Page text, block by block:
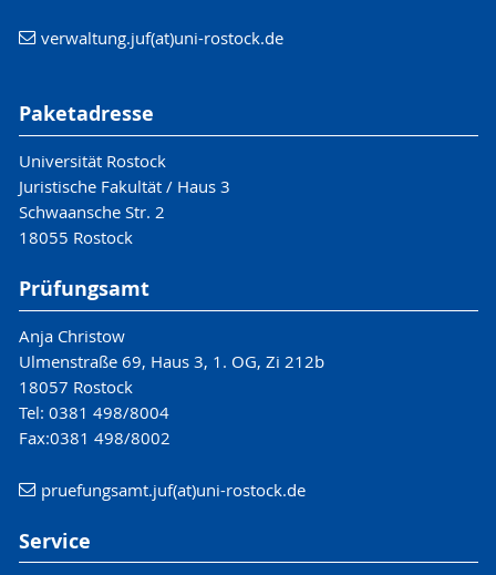
verwaltung.juf(at)uni-rostock.de
Paketadresse
Universität Rostock
Juristische Fakultät / Haus 3
Schwaansche Str. 2
18055 Rostock
Prüfungsamt
Anja Christow
Ulmenstraße 69, Haus 3, 1. OG, Zi 212b
18057 Rostock
Tel: 0381 498/8004
Fax:0381 498/8002
pruefungsamt.juf(at)uni-rostock.de
Service